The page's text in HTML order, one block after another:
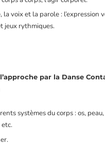
la voix et la parole : l’expression
jeux rythmiques.
par la Danse
systèmes du corps : os,